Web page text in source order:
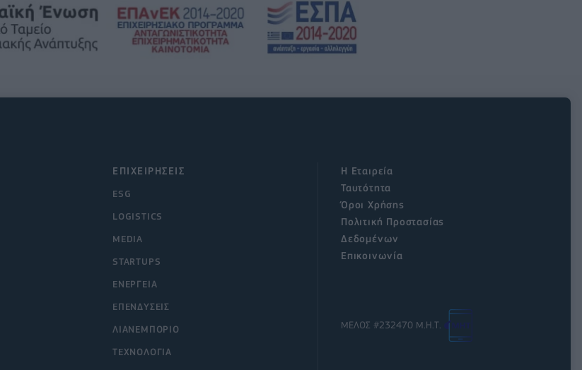
ΕΠΙΧΕΙΡΗΣΕΙΣ
ESG
LOGISTICS
MEDIA
STARTUPS
ΕΝΕΡΓΕΙΑ
ΕΠΕΝΔΥΣΕΙΣ
ΛΙΑΝΕΜΠΟΡΙΟ
ΤΕΧΝΟΛΟΓΙΑ
Η Εταιρεία
Ταυτότητα
Όροι Χρήσης
Πολιτική Προστασίας
Δεδομένων
Επικοινωνία
ΜΕΛΟΣ #232470 Μ.Η.Τ.